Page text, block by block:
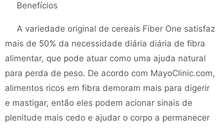
Benefícios
A variedade original de cereais Fiber One satisfaz
mais de 50% da necessidade diária diária de fibra
alimentar, que pode atuar como uma ajuda natural
para perda de peso. De acordo com MayoClinic.com,
alimentos ricos em fibra demoram mais para digerir
e mastigar, então eles podem acionar sinais de
plenitude mais cedo e ajudar o corpo a permanecer